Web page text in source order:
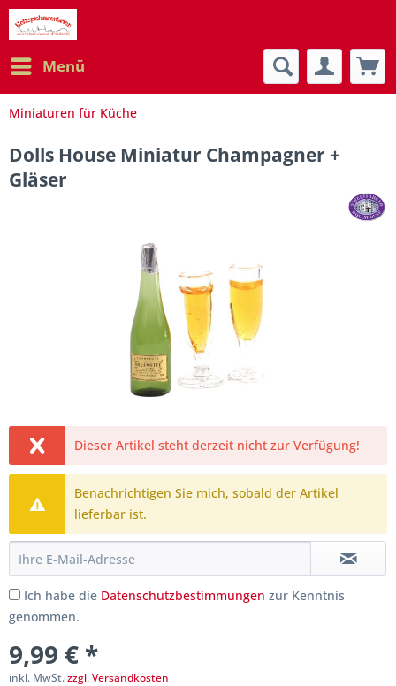
Menü
Miniaturen für Küche
Dolls House Miniatur Champagner +
Gläser
Dieser Artikel steht derzeit nicht zur Verfügung!
Benachrichtigen Sie mich, sobald der Artikel
lieferbar ist.
Ich habe die Datenschutzbestimmungen zur Kenntnis
genommen.
9,99 € *
inkl. MwSt.zzgl. Versandkosten